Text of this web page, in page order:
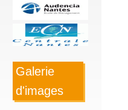
Galerie
d'images